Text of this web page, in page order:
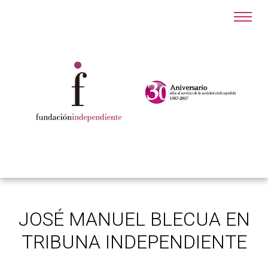
JOSÉ MANUEL BLECUA EN
TRIBUNA INDEPENDIENTE